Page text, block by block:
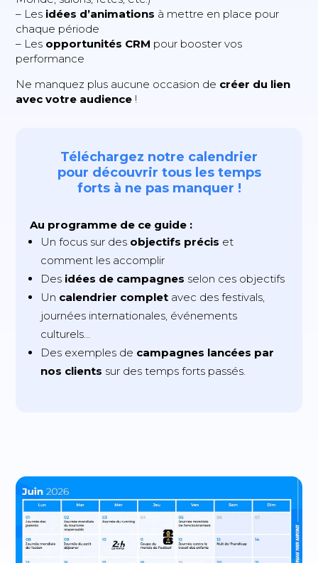
– Les idées d’animations à mettre en place pour
chaque période
– Les opportunités CRM pour booster vos
performance
Ne manquez plus aucune occasion de créer du lien
avec votre audience !
Téléchargez notre calendrier
pour découvrir tous les temps
forts à ne pas manquer !
Au programme de ce guide :
Un focus sur des objectifs précis et
comment les accomplir
Des idées de campagnes selon ces objectifs
Un calendrier complet avec des festivals,
journées internationales, événements
culturels…
Des exemples de campagnes lancées par
nos clients sur des temps forts passés.